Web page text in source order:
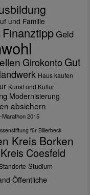
und Familie
FinanztippGeld
Girokonto Gut
Haus kaufen
Kunst und Kultur
Modernisierung
absichern
2015
für Billerbeck
Kreis Borken
Coesfeld
Studium
Öffentliche